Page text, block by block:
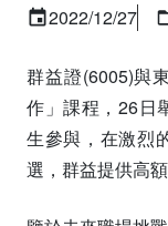
2022/12/27
群益證(6005)與
作」課程，26日
生參與，在激烈
選，群益提供高